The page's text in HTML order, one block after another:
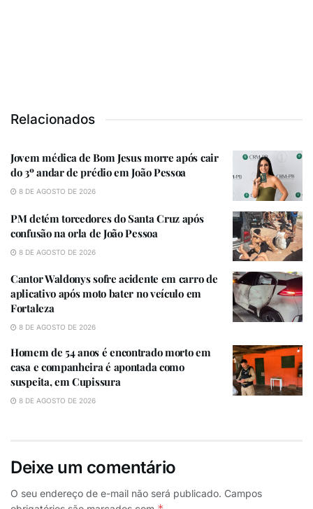
Jovem médica de Bom Jesus morre após cair do 3º andar
PM detém torcedores do Santa Cruz após confusão na
orla de João Pessoa
“É com grande alegria venho a Manaíra e fico honrado
por receber o título de cidadão. Essa distinção eleva
minha responsabilidade e reforça meu compromisso
com este município e com o estado da Paraíba. Esse
reconhecimento me impulsiona a renovar meu
empenho em contribuir para o bem-estar da
Câmara Municipal, destacou a trajetória de Cícero.
Manaíra. Entregamos o titulo de cidadão a uma pessoa
Relacionados
Jovem médica de Bom Jesus morre após cair
do 3º andar de prédio em João Pessoa
8 DE AGOSTO DE 2026
PM detém torcedores do Santa Cruz após
confusão na orla de João Pessoa
8 DE AGOSTO DE 2026
Cantor Waldonys sofre acidente em carro de
aplicativo após moto bater no veículo em
Fortaleza
8 DE AGOSTO DE 2026
Homem de 54 anos é encontrado morto em
casa e companheira é apontada como
suspeita, em Cupissura
8 DE AGOSTO DE 2026
Deixe um comentário
O seu endereço de e-mail não será publicado. Campos